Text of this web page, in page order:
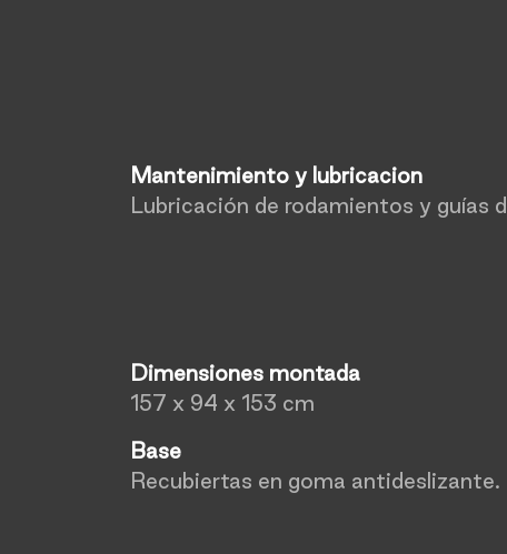
Mantenimiento y lubricacion
Lubricación de rodamientos y guías
Dimensiones montada
157 x 94 x 153 cm
Base
Recubiertas en goma antideslizante.